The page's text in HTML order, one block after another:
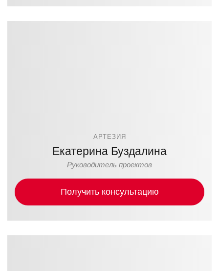
АРТЕЗИЯ
Екатерина Буздалина
Руководитель проектов
Получить консультацию